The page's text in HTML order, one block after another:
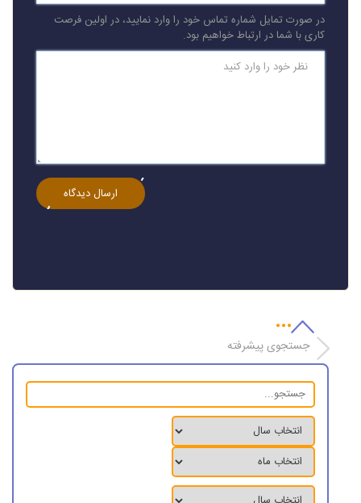
در صورت تمایل شماره تماس خود را وارد نمایید، در اولین فرصت
کاری با شما در ارتباط خواهیم بود.
جستجوی پیشرفته